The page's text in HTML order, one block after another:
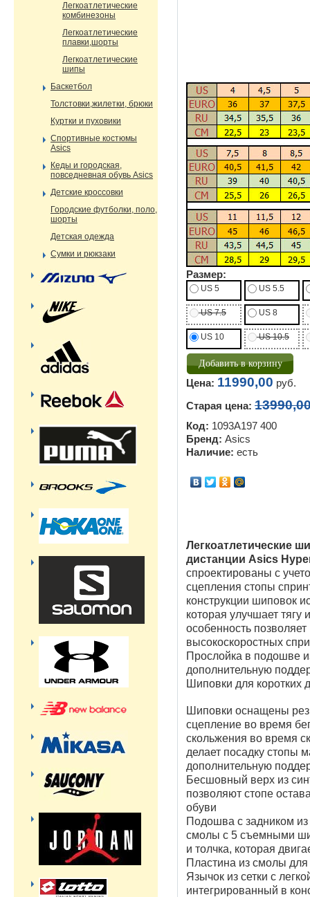
Размер:
US 5 US 5.5
US 7.5 US 8
US 10 US 10.5
Цена: 11990,00 руб.
Старая цена:
Код: 1093A197 400
Бренд: Asics
Наличие: есть
Легкоатлетические
дистанции Asics
cпроектированы с
сцепления стопы
конструкции шиповок
которая улучшает
особенность
высокоскоростных
Прослойка в подошве
дополнительную
Шиповки для коротких
Шиповки оснащены
сцепление во время
скольжения во время
делает посадку стопы
дополнительную
Бесшовный верх из
позволяют стопе
обуви
Подошва с задником из
смолы с 5 съемными
и толчка, которая
Пластина из смолы
Язычок из сетки с
интегрированный в
Легкоатлетические
комбинезоны
Легкоатлетические
плавки,шорты
Легкоатлетические
шипы
Баскетбол
Толстовки,жилетки, брюки
Куртки и пуховики
Спортивные костюмы
Asics
Кеды и городская,
повседневная обувь Asics
Детские кроссовки
Городские футболки, поло,
шорты
Детская одежда
Сумки и рюкзаки